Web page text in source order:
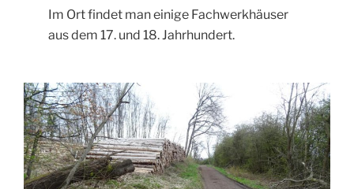
Im Ort findet man einige Fachwerkhäuser
aus dem 17. und 18. Jahrhundert.